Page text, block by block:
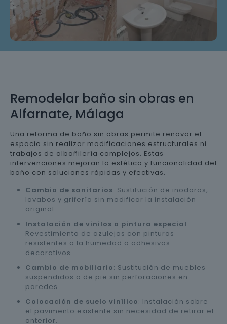
Remodelar baño sin obras en
Alfarnate, Málaga
Una reforma de baño sin obras permite renovar el
espacio sin realizar modificaciones estructurales ni
trabajos de albañilería complejos. Estas
intervenciones mejoran la estética y funcionalidad del
baño con soluciones rápidas y efectivas.
Cambio de sanitarios: Sustitución de inodoros,
lavabos y grifería sin modificar la instalación
original.
Instalación de vinilos o pintura especial:
Revestimiento de azulejos con pinturas
resistentes a la humedad o adhesivos
decorativos.
Cambio de mobiliario: Sustitución de muebles
suspendidos o de pie sin perforaciones en
paredes.
Colocación de suelo vinílico: Instalación sobre
el pavimento existente sin necesidad de retirar el
anterior.